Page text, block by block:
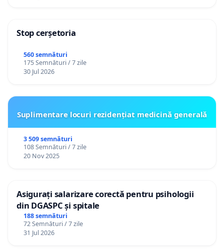
Stop cerșetoria
560 semnături
175 Semnături / 7 zile
30 Jul 2026
Suplimentare locuri rezidențiat medicină generală
3 509 semnături
108 Semnături / 7 zile
20 Nov 2025
Asigurați salarizare corectă pentru psihologii
din DGASPC și spitale
188 semnături
72 Semnături / 7 zile
31 Jul 2026